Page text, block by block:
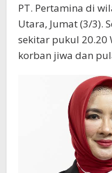
PT. Pertamina di
Utara, Jumat (3/3).
sekitar pukul 20.20
korban jiwa dan